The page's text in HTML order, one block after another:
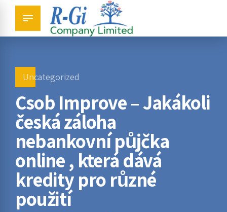
Uncategorized
Csob Improve – Jakákoli
česká záloha
nebankovní půjčka
online , která dává
kredity pro různé
použití